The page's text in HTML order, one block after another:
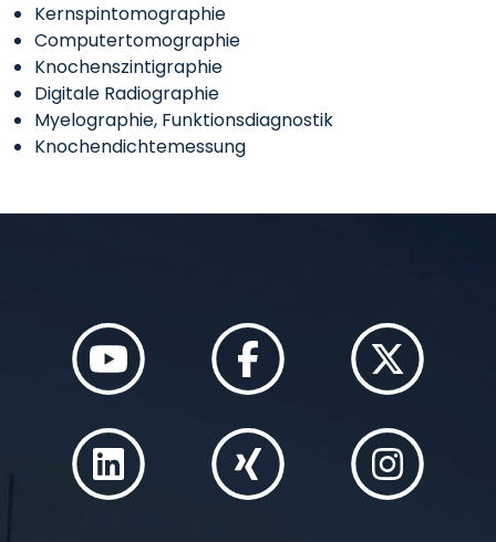
Kernspintomographie
Computertomographie
Knochenszintigraphie
Digitale Radiographie
Myelographie, Funktionsdiagnostik
Knochendichtemessung